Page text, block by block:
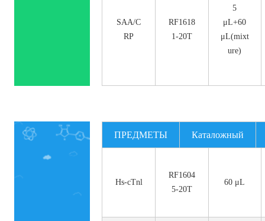
SAA/C
RP
RF1618
1-20T
5
μL+60
μL(mixt
ure)
ПРЕДМЕТЫ Каталожный
Hs-cTnl
RF1604
5-20T
60 μL